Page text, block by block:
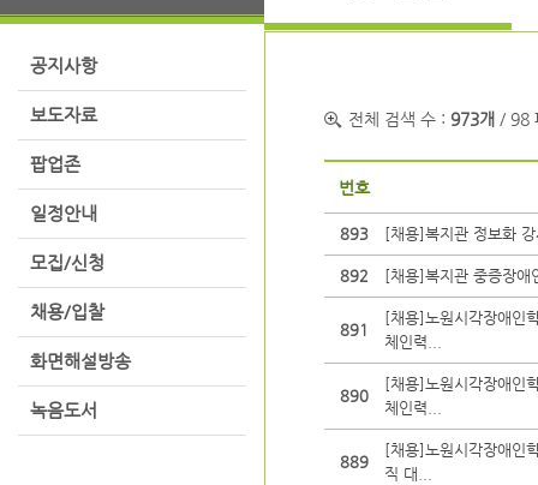
공지사항
보도자료
팝업존
일정안내
모집/신청
채용/입찰
화면해설방송
녹음도서
전체 검색 수 : 973개 / 98
번호
893 [채용]복지관 정보화
892 [채용]복지관 중증장
891
[채용]노원시각장애인
체인력...
890
[채용]노원시각장애인
체인력...
889
[채용]노원시각장애인
직 대...